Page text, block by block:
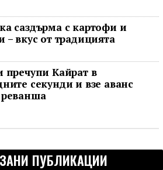
саздърма с картофи и
– вкус от традицията
пречупи Кайрат в
секунди и взе аванс
ПУБЛИКАЦИИ